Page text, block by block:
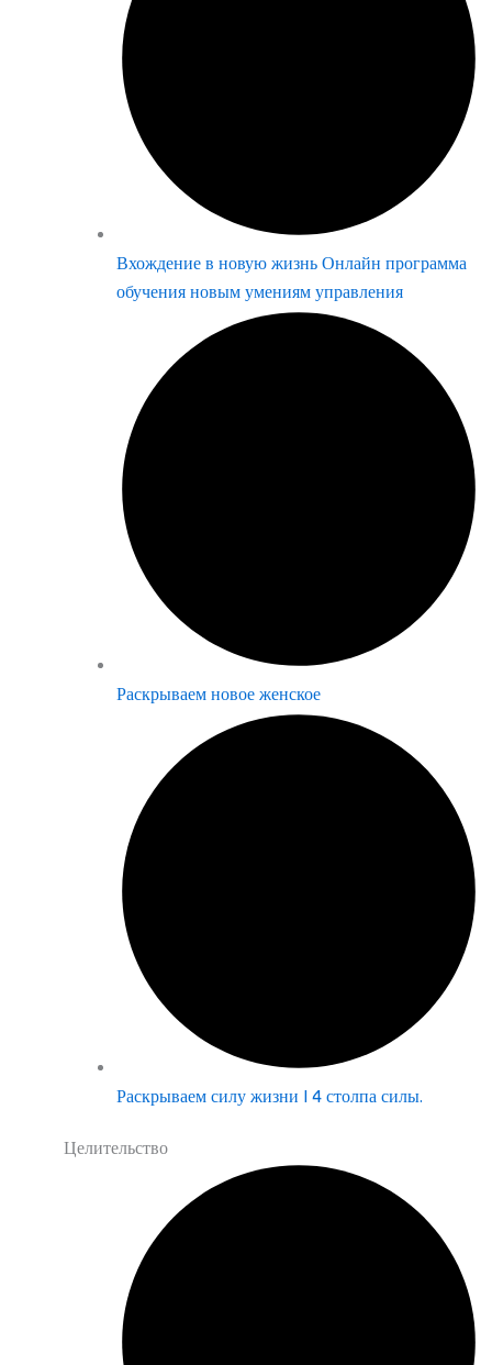
Вхождение в новую жизнь Онлайн программа
обучения новым умениям управления
Раскрываем новое женское
Раскрываем силу жизни | 4 столпа силы.
Целительство